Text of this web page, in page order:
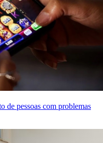
de pessoas com problemas